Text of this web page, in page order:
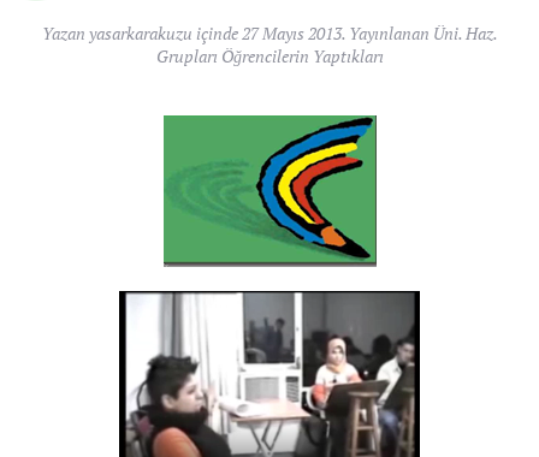
Yazan yasarkarakuzu içinde 27 Mayıs 2013. Yayınlanan Üni. Haz.
Grupları Öğrencilerin Yaptıkları